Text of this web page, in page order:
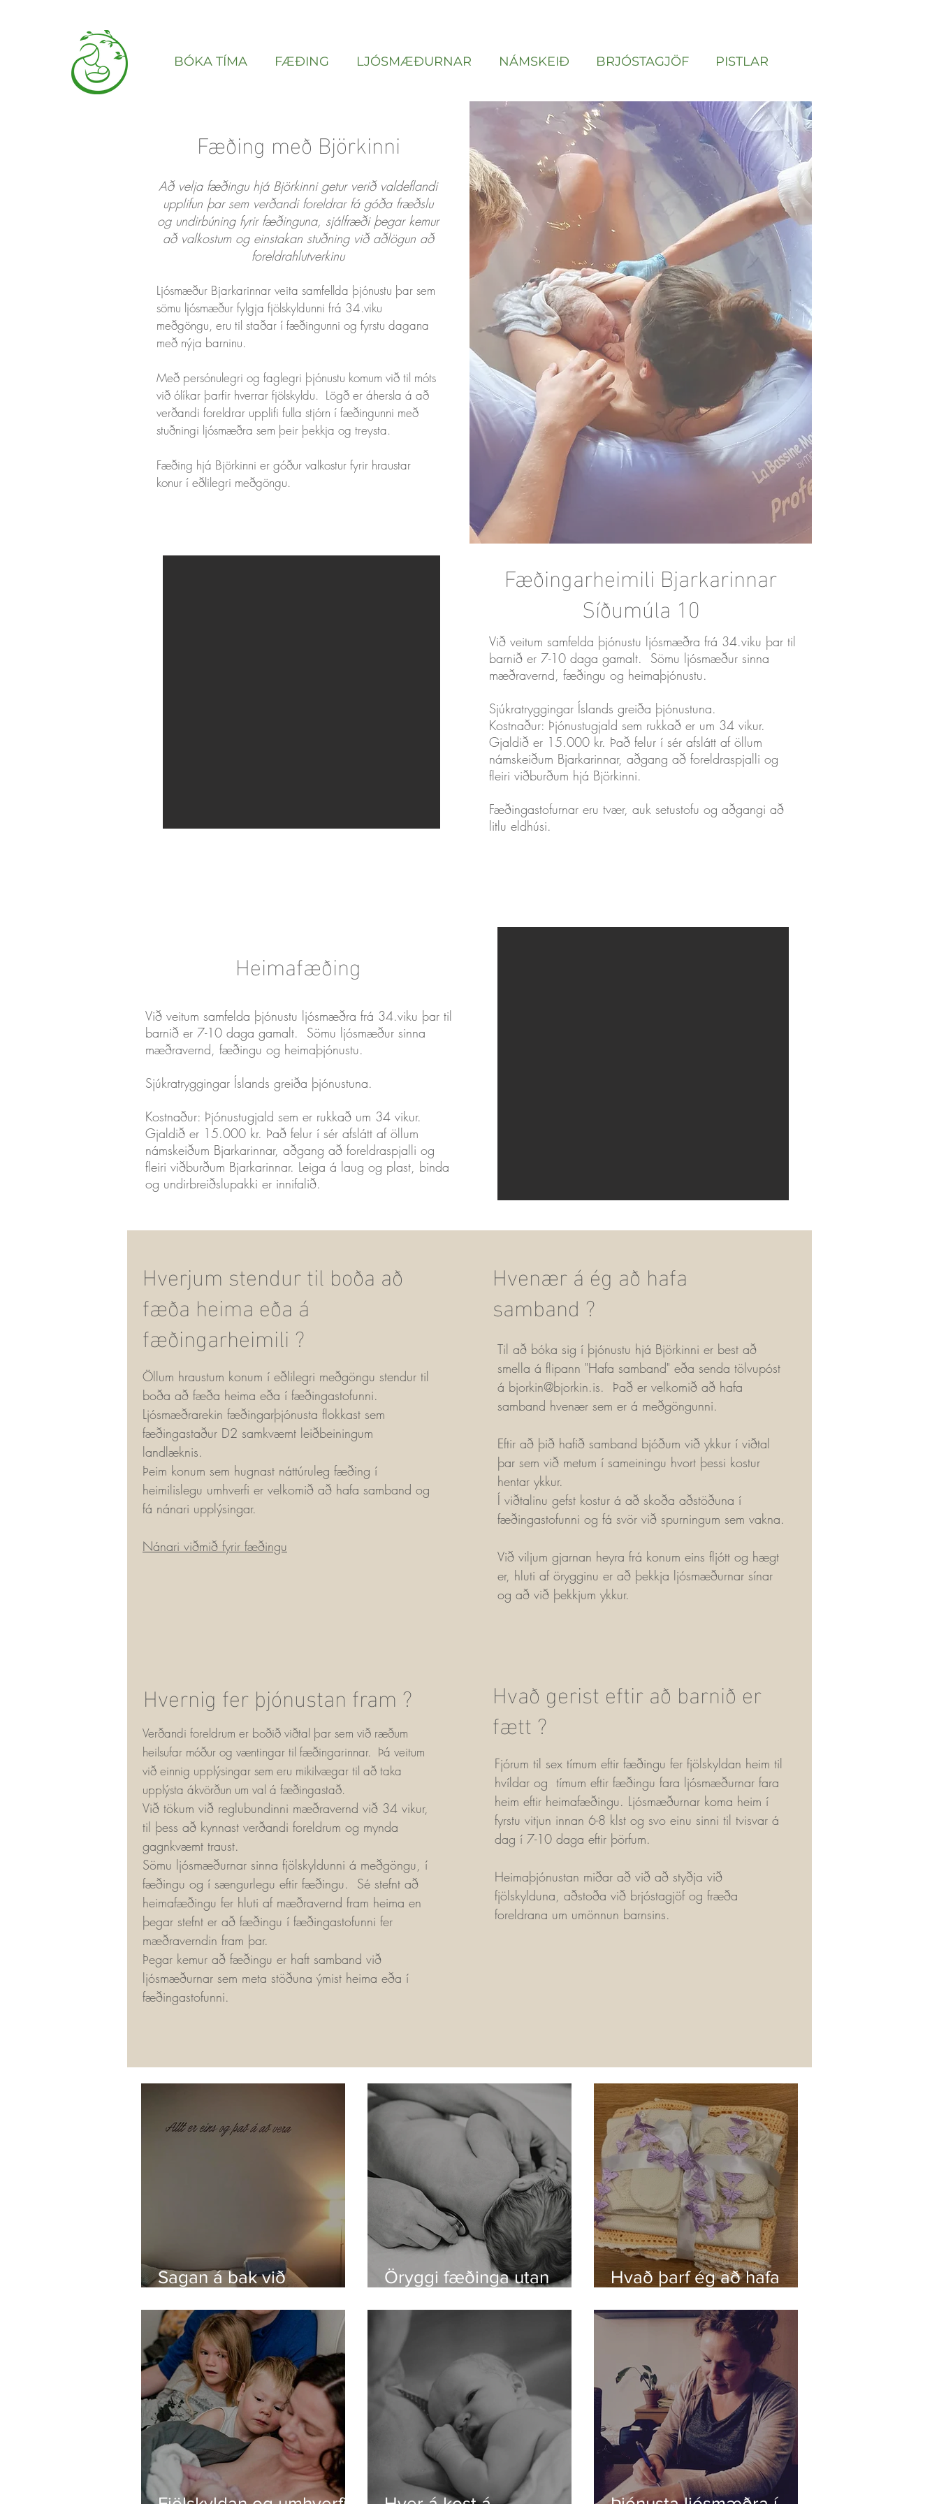
BÓKA TÍMA FÆÐING LJÓSMÆÐURNAR NÁMSKEIÐ BRJÓSTAGJÖF PISTLAR
Fæðing með Björkinni
Að velja fæðingu hjá Björkinni getur verið valdeflandi
upplifun þar sem verðandi foreldrar fá góða fræðslu
og undirbúning fyrir fæðinguna, sjálfræði þegar kemur
að valkostum og einstakan stuðning við aðlögun að
foreldrahlutverkinu
Ljósmæður Bjarkarinnar veita samfellda þjónustu þar sem
sömu ljósmæður fylgja fjölskyldunni frá 34.viku
meðgöngu, eru til staðar í fæðingunni og fyrstu dagana
með nýja barninu.
Með persónulegri og faglegri þjónustu komum við til móts
við ólíkar þarfir hverrar fjölskyldu. Lögð er áhersla á að
verðandi foreldrar upplifi fulla stjórn í fæðingunni með
stuðningi ljósmæðra sem þeir þekkja og treysta.
Fæðing hjá Björkinni er góður valkostur fyrir hraustar
konur í eðlilegri meðgöngu.
Fæðingarheimili Bjarkarinnar
Síðumúla 10
Við veitum samfelda þjónustu ljósmæðra frá 34.viku þar til
barnið er 7-10 daga gamalt. Sömu ljósmæður sinna
mæðravernd, fæðingu og heimaþjónustu.
Sjúkratryggingar Íslands greiða þjónustuna.
Kostnaður: Þjónustugjald sem rukkað er um 34 vikur.
Gjaldið er 15.000 kr. Það felur í sér afslátt af öllum
námskeiðum Bjarkarinnar, aðgang að foreldraspjalli og
fleiri viðburðum hjá Björkinni.
Fæðingastofurnar eru tvær, auk setustofu og aðgangi að
litlu eldhúsi.
Heimafæðing
Við veitum samfelda þjónustu ljósmæðra frá 34.viku þar til
barnið er 7-10 daga gamalt. Sömu ljósmæður sinna
mæðravernd, fæðingu og heimaþjónustu.
Sjúkratryggingar Íslands greiða þjónustuna.
Kostnaður: Þjónustugjald sem er rukkað um 34 vikur.
Gjaldið er 15.000 kr. Það felur í sér afslátt af öllum
námskeiðum Bjarkarinnar, aðgang að foreldraspjalli og
fleiri viðburðum Bjarkarinnar. Leiga á laug og plast, binda
og undirbreiðslupakki er innifalið.
Hverjum stendur til boða að
fæða heima eða á
fæðingarheimili ?
Öllum hraustum konum í eðlilegri meðgöngu stendur til
boða að fæða heima eða í fæðingastofunni.
Ljósmæðrarekin fæðingarþjónusta flokkast sem
fæðingastaður D2 samkvæmt leiðbeiningum
landlæknis.
Þeim konum sem hugnast náttúruleg fæðing í
heimilislegu umhverfi er velkomið að hafa samband og
fá nánari upplýsingar.
Nánari viðmið fyrir fæðingu
Hvenær á ég að hafa
samband ?
Til að bóka sig í þjónustu hjá Björkinni er best að
smella á flipann "Hafa samband" eða senda tölvupóst
á bjorkin@bjorkin.is. Það er velkomið að hafa
samband hvenær sem er á meðgöngunni.
Eftir að þið hafið samband bjóðum við ykkur í viðtal
þar sem við metum í sameiningu hvort þessi kostur
hentar ykkur.
Í viðtalinu gefst kostur á að skoða aðstöðuna í
fæðingastofunni og fá svör við spurningum sem vakna.
Við viljum gjarnan heyra frá konum eins fljótt og hægt
er, hluti af örygginu er að þekkja ljósmæðurnar sínar
og að við þekkjum ykkur.
Hvernig fer þjónustan fram ?
Verðandi foreldrum er boðið viðtal þar sem við ræðum
heilsufar móður og væntingar til fæðingarinnar. Þá veitum
við einnig upplýsingar sem eru mikilvægar til að taka
upplýsta ákvörðun um val á fæðingastað.
Við tökum við reglubundinni mæðravernd við 34 vikur,
til þess að kynnast verðandi foreldrum og mynda
gagnkvæmt traust.
Sömu ljósmæðurnar sinna fjölskyldunni á meðgöngu, í
fæðingu og í sængurlegu eftir fæðingu. Sé stefnt að
heimafæðingu fer hluti af mæðravernd fram heima en
þegar stefnt er að fæðingu í fæðingastofunni fer
mæðraverndin fram þar.
Þegar kemur að fæðingu er haft samband við
ljósmæðurnar sem meta stöðuna ýmist heima eða í
fæðingastofunni.
Hvað gerist eftir að barnið er
fætt ?
Fjórum til sex tímum eftir fæðingu fer fjölskyldan heim til
hvíldar og tímum eftir fæðingu fara ljósmæðurnar fara
heim eftir heimafæðingu. Ljósmæðurnar koma heim í
fyrstu vitjun innan 6-8 klst og svo einu sinni til tvisvar á
dag í 7-10 daga eftir þörfum.
Heimaþjónustan miðar að við að styðja við
fjölskylduna, aðstoða við brjóstagjöf og fræða
foreldrana um umönnun barnsins.
Sagan á bak við
Öryggi fæðinga utan
Hvað þarf ég að hafa